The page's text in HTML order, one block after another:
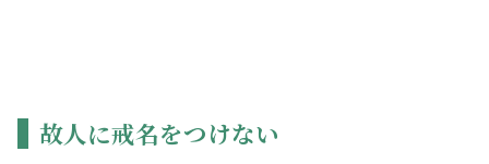
故人に戒名をつけない